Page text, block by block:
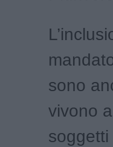
sono
vivono